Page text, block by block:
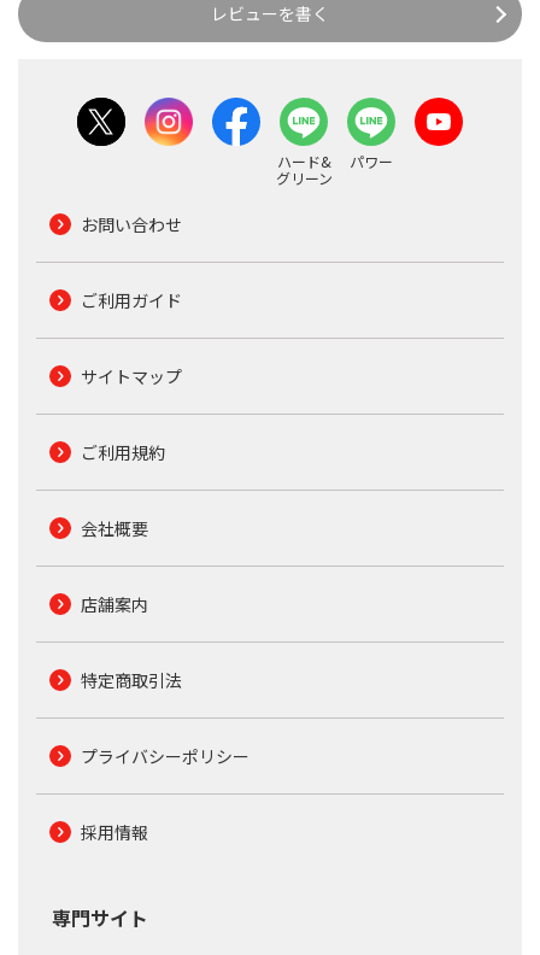
レビューを書く
ハード&
グリーン
パワー
お問い合わせ
ご利用ガイド
サイトマップ
ご利用規約
会社概要
店舗案内
特定商取引法
プライバシーポリシー
採用情報
専門サイト